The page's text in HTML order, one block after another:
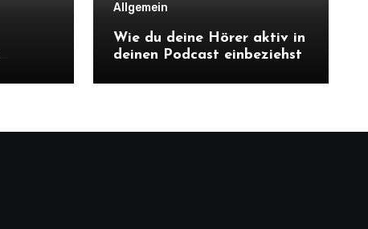
Allgemein
Wie du deine Hörer aktiv in
deinen Podcast einbeziehst